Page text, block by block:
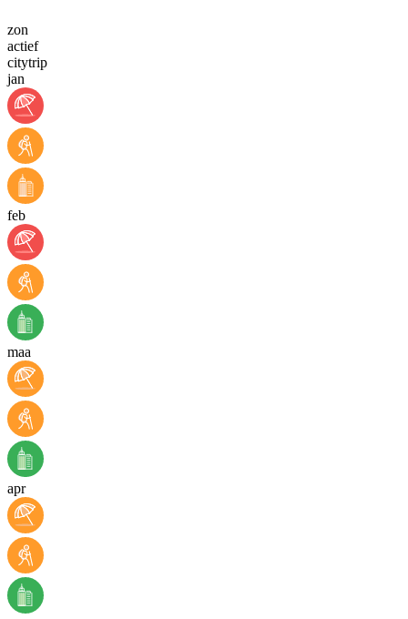
zon
actief
citytrip
jan
feb
maa
apr